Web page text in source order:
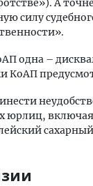
А
силу
одна –
КоАП
юрлиц,
сахарный